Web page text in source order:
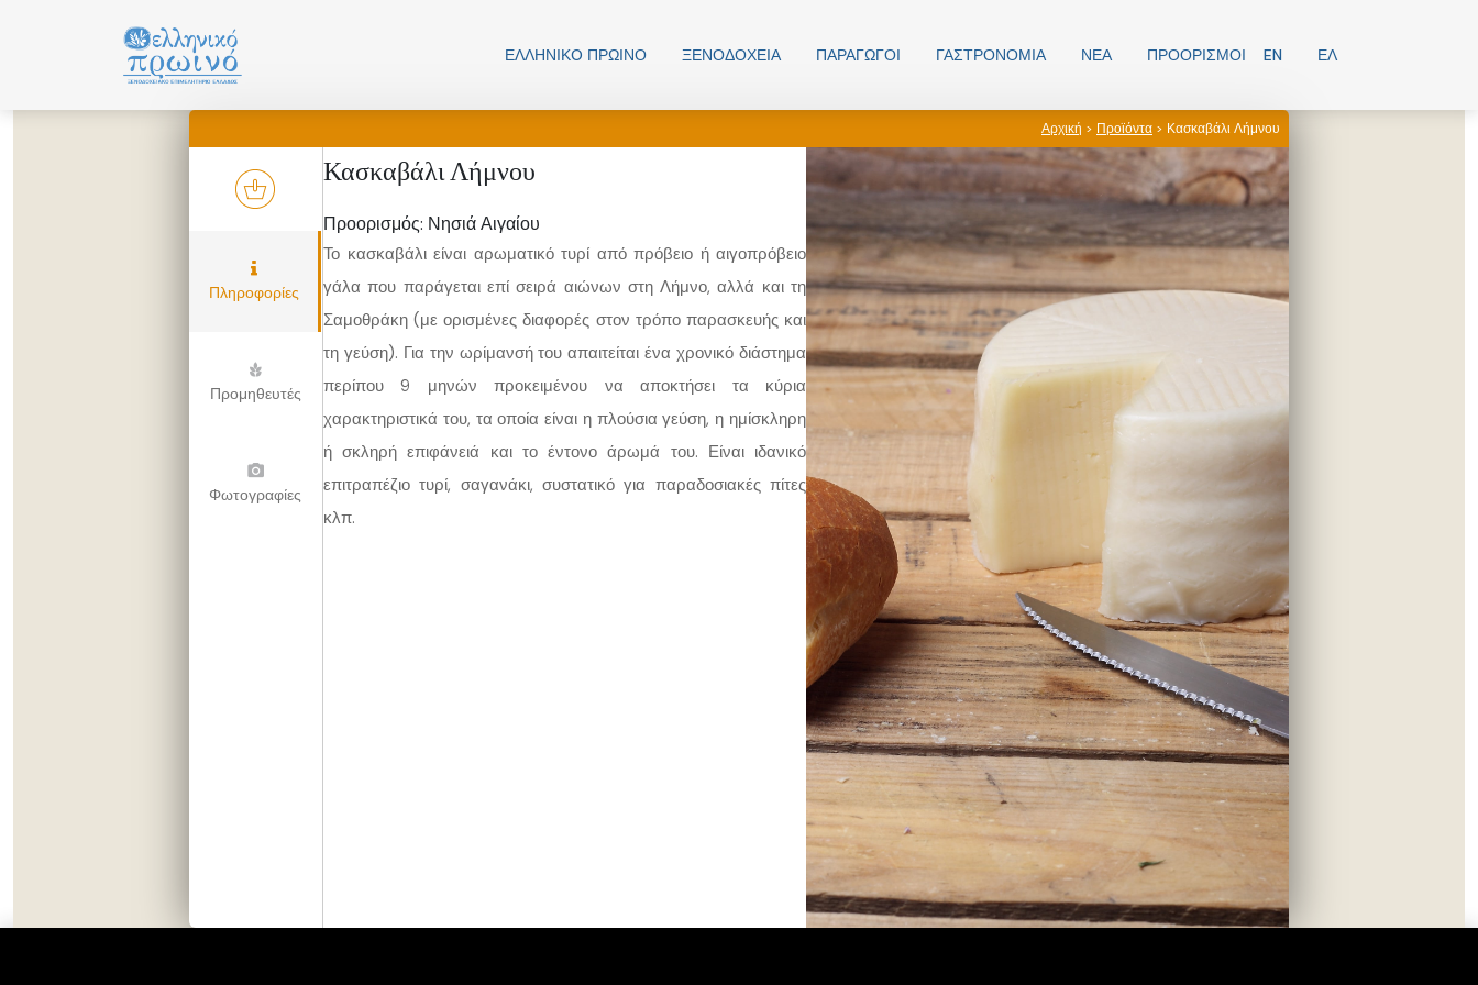
ΕΛΛΗΝΙΚO ΠΡΩΙΝΟ ΞΕΝΟΔΟΧΕΊΑ ΠΑΡΑΓΩΓΟΊ ΓΑΣΤΡΟΝΟΜΊΑ ΝΕΑ ΠΡΟΟΡΙΣΜΟΊ EN ΕΛ
Αρχική > Προϊόντα > Κασκαβάλι Λήμνου
Πληροφορίες
Προμηθευτές
Φωτογραφίες
Κασκαβάλι Λήμνου
Προορισμός: Νησιά Αιγαίου
Το κασκαβάλι είναι αρωματικό τυρί από πρόβειο ή αιγοπρόβειο
γάλα που παράγεται επί σειρά αιώνων στη Λήμνο, αλλά και τη
Σαμοθράκη (με ορισμένες διαφορές στον τρόπο παρασκευής και
τη γεύση). Για την ωρίμανσή του απαιτείται ένα χρονικό διάστημα
περίπου 9 μηνών προκειμένου να αποκτήσει τα κύρια
χαρακτηριστικά του, τα οποία είναι η πλούσια γεύση, η ημίσκληρη
ή σκληρή επιφάνειά και το έντονο άρωμά του. Είναι ιδανικό
επιτραπέζιο τυρί, σαγανάκι, συστατικό για παραδοσιακές πίτες
κλπ.